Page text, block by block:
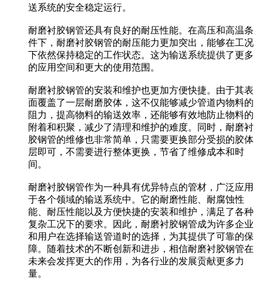
送系统的安全稳定运行。
耐磨衬胶钢管还具有良好的耐压性能。在高压和高温条
件下，耐磨衬胶钢管的耐压能力更加突出，能够在工况
下依然保持稳定的工作状态。这为输送系统提供了更多
的应用空间和更大的使用范围。
耐磨衬胶钢管的安装和维护也更加方便快捷。由于其表
面覆盖了一层耐磨胶体，这不仅能够减少管道内物料的
阻力，提高物料的输送效率，还能够有效地防止物料的
附着和积聚，减少了清理和维护的难度。同时，耐磨衬
胶钢管的维修也非常简单，只需要更换部分受损的胶体
层即可，不需要进行整体更换，节省了维修成本和时
间。
耐磨衬胶钢管作为一种具有优异特点的管材，广泛应用
于各个领域的输送系统中。它的耐磨性能、耐腐蚀性
能、耐压性能以及方便快捷的安装和维护，满足了各种
复杂工况下的要求。因此，耐磨衬胶钢管成为许多企业
和用户在选择输送管道时的选择，为其提供了可靠的保
障。随着技术的不断创新和进步，相信耐磨衬胶钢管在
未来会发挥更大的作用，为各行业的发展贡献更多力
量。